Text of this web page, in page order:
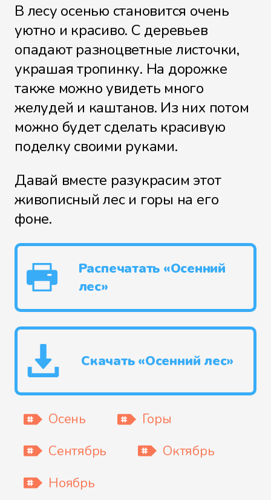
В лесу осенью становится очень
уютно и красиво. С деревьев
опадают разноцветные листочки,
украшая тропинку. На дорожке
также можно увидеть много
желудей и каштанов. Из них потом
можно будет сделать красивую
поделку своими руками.
Давай вместе разукрасим этот
живописный лес и горы на его
фоне.
Распечатать «Осенний
лес»
Скачать «Осенний лес»
Осень
Горы
Сентябрь
Октябрь
Ноябрь